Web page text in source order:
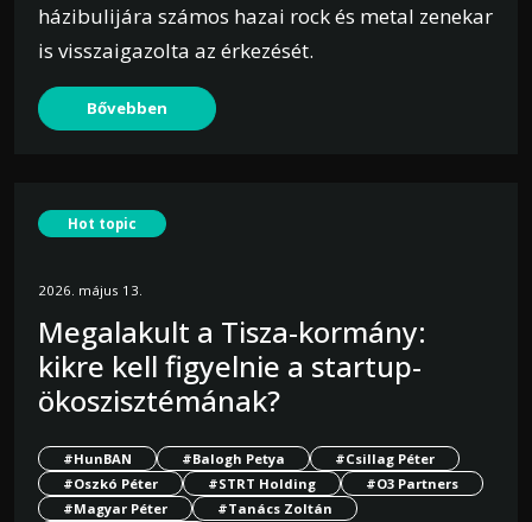
házibulijára számos hazai rock és metal zenekar
is visszaigazolta az érkezését.
Bővebben
Hot topic
2026. május 13.
Megalakult a Tisza-kormány:
kikre kell figyelnie a startup-
ökoszisztémának?
#HunBAN #Balogh Petya
#Csillag Péter
#Oszkó Péter
#STRT Holding
#O3 Partners
#Magyar Péter
#Tanács Zoltán